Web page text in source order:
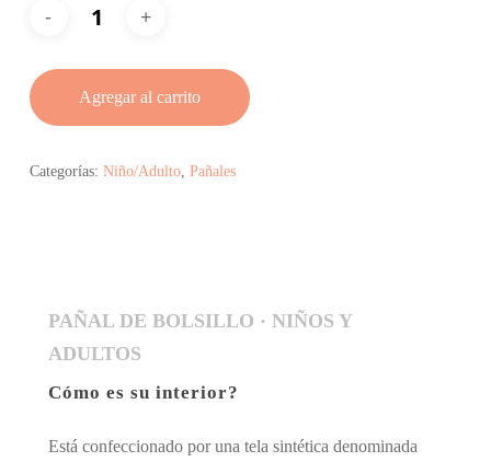
Agregar al carrito
Categorías: Niño/Adulto, Pañales
PAÑAL DE BOLSILLO · NIÑOS Y
ADULTOS
Cómo es su interior?
Está confeccionado por una tela sintética denominada